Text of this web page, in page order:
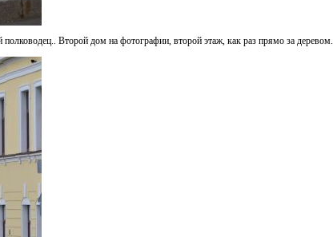
Второй дом на фотографии, второй этаж, как раз прямо за деревом.